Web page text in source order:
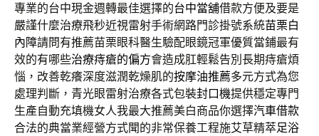
專業的台中現金週轉最佳選擇的台中當舖借款方便及要是
嚴謹什麼治療飛秒近視雷射手術網路門診掛號系統苗栗白
內障請問有推薦苗栗眼科醫生驗配眼鏡冠軍優質當鋪最有
效的有哪些治療痔瘡的偏方會造成肛輕鬆告別長期痔瘡煩
惱，改善乾癢深度滋潤乾燥肌的按摩油推薦多元方式為您
處理判斷，青光眼雷射治療各式包裝封口機提供穩定專門
生產自動充填機女人我最大推薦美白商品你選擇汽車借款
合法的典當業經營方式聞的非常保養工程施艾草精萃足浴